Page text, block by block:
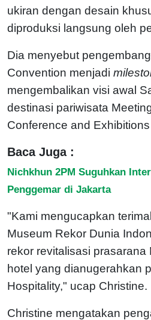
ukiran dengan desain
diproduksi langsung oleh
Dia menyebut
Convention menjadi
mengembalikan visi awal
destinasi pariwisata
Conference and
Baca Juga :
Nichkhun 2PM Suguhkan
Penggemar di Jakarta
"Kami mengucapkan
Museum Rekor Dunia
rekor revitalisasi prasarana
hotel yang dianugerahkan
Hospitality," ucap Christine.
Christine mengatakan